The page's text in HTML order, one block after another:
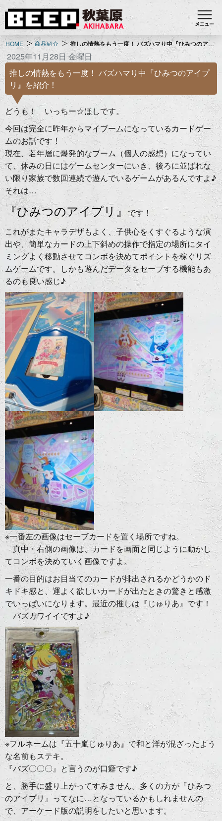
HOME 商品紹介 推しの情熱をもう一度！ バズハマり中『ひみつのアイプリ』を紹介！
2025年11月28日 金曜日
推しの情熱をもう一度！ バズハマり中『ひみつのアイプ
リ』を紹介！
どうも！ いっちー☆ほしです。
今回は完全に昨年からマイブームになっているカードゲー
ムのお話です！
現在、若年層に爆発的なブーム（個人の感想）になってい
て、休みの日にはゲームセンターにいき、後ろに並ばれな
い限り家族で数回連続で遊んでいるゲームがあるんですよ♪
それは…
『ひみつのアイプリ』
です！
これがまたキャラデザもよく、子供心をくすぐるような演
出や、簡単なカードの上下斜めの操作で指定の場所にタイ
ミングよく移動させてコンボを決めてポイントを稼ぐリズ
ムゲームです。しかも遊んだデータをセーブする機能もあ
るのも良い感じ♪
※一番左の画像はセーブカードを置く場所ですね。
真中・右側の画像は、カードを画面と同じように動かし
てコンボを決めていく画像ですよ。
一番の目的はお目当てのカードが排出されるかどうかのド
キドキ感と、運よく欲しいカードが出たときの驚きと感激
でいっぱいになります。最近の推しは『じゅりあ』です！
バズカワイイですよ♪
※フルネームは『五十嵐じゅりあ』で和と洋が混ざったよう
な名前もステキ。
『バズ〇〇〇』と言うのが口癖です♪
と、勝手に盛り上がってすみません。多くの方が『ひみつ
のアイプリ』ってなに…となっているかもしれませんの
で、アーケード版の説明をしたいと思います。